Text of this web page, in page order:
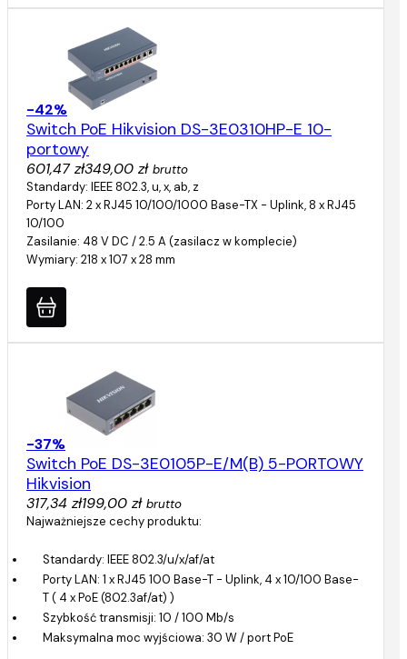
-42%
Switch PoE Hikvision DS-3E0310HP-E 10-
portowy
601,47 zł349,00 zł brutto
Standardy: IEEE 802.3, u, x, ab, z
Porty LAN: 2 x RJ45 10/100/1000 Base-TX - Uplink, 8 x RJ45
10/100
Zasilanie: 48 V DC / 2.5 A (zasilacz w komplecie)
Wymiary: 218 x 107 x 28 mm
-37%
Switch PoE DS-3E0105P-E/M(B) 5-PORTOWY
Hikvision
317,34 zł199,00 zł brutto
Najważniejsze cechy produktu:
Standardy: IEEE 802.3/u/x/af/at
Porty LAN: 1 x RJ45 100 Base-T - Uplink, 4 x 10/100 Base-
T ( 4 x PoE (802.3af/at) )
Szybkość transmisji: 10 / 100 Mb/s
Maksymalna moc wyjściowa: 30 W / port PoE